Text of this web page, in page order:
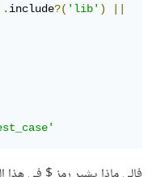
:.include?('lib')